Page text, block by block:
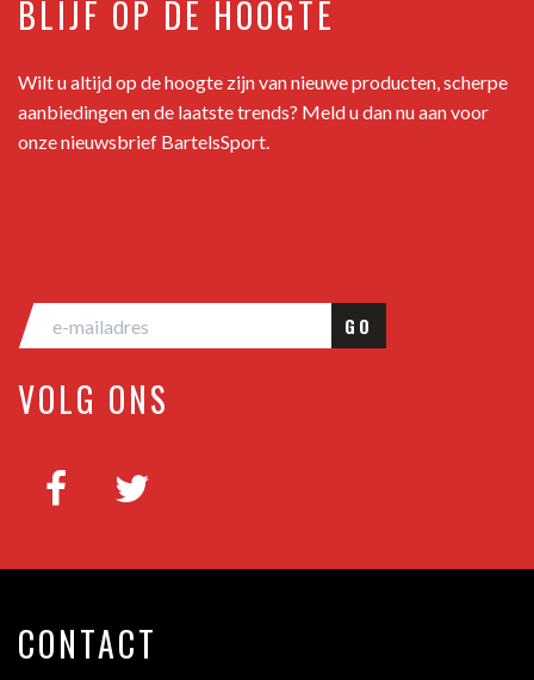
BLIJF OP DE HOOGTE
Wilt u altijd op de hoogte zijn van nieuwe producten, scherpe
aanbiedingen en de laatste trends? Meld u dan nu aan voor
onze nieuwsbrief BartelsSport.
GO
VOLG ONS
CONTACT